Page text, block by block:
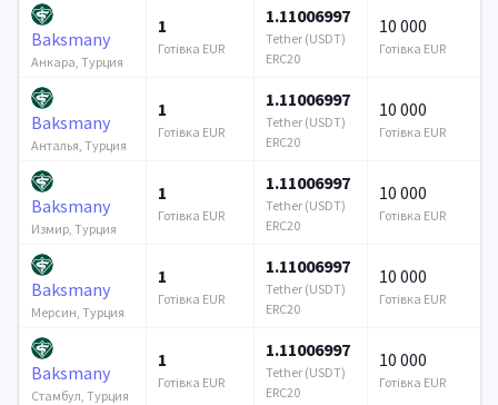
Baksmany
Анкара, Турция
1
Готівка EUR
1.11006997
Tether (USDT)
ERC20
10 000
Готівка EUR
Baksmany
Анталья, Турция
1
Готівка EUR
1.11006997
Tether (USDT)
ERC20
10 000
Готівка EUR
Baksmany
Измир, Турция
1
Готівка EUR
1.11006997
Tether (USDT)
ERC20
10 000
Готівка EUR
Baksmany
Мерсин, Турция
1
Готівка EUR
1.11006997
Tether (USDT)
ERC20
10 000
Готівка EUR
Baksmany
Стамбул, Турция
1
Готівка EUR
1.11006997
Tether (USDT)
ERC20
10 000
Готівка EUR